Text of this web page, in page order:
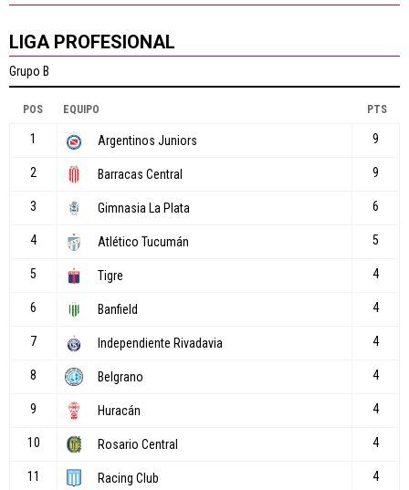
LIGA PROFESIONAL